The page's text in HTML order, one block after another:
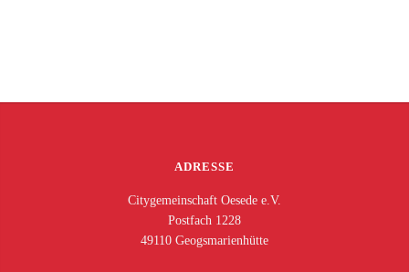
ADRESSE
Citygemeinschaft Oesede e.V.
Postfach 1228
49110 Geogsmarienhütte